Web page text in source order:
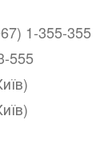
1-355-355
555